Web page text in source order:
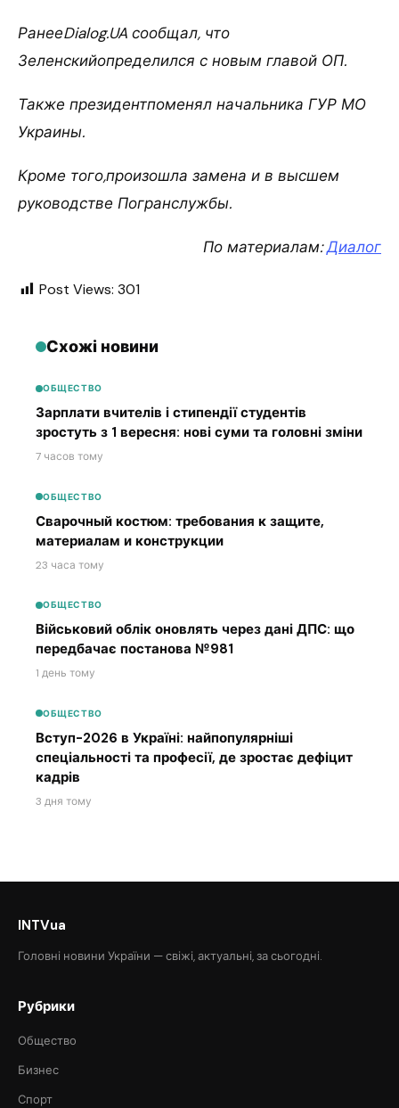
РанееDialog.UA сообщал, что
Зеленскийопределился с новым главой ОП.
Также президентпоменял начальника ГУР МО
Украины.
Кроме того,произошла замена и в высшем
руководстве Погранслужбы.
По материалам:Диалог
Post Views: 301
Схожі новини
ОБЩЕСТВО
Зарплати вчителів і стипендії студентів
зростуть з 1 вересня: нові суми та головні зміни
7 часов тому
ОБЩЕСТВО
Сварочный костюм: требования к защите,
материалам и конструкции
23 часа тому
ОБЩЕСТВО
Військовий облік оновлять через дані ДПС: що
передбачає постанова №981
1 день тому
ОБЩЕСТВО
Вступ-2026 в Україні: найпопулярніші
спеціальності та професії, де зростає дефіцит
кадрів
3 дня тому
INTVua
Головні новини України — свіжі, актуальні, за сьогодні.
Рубрики
Общество
Бизнес
Спорт